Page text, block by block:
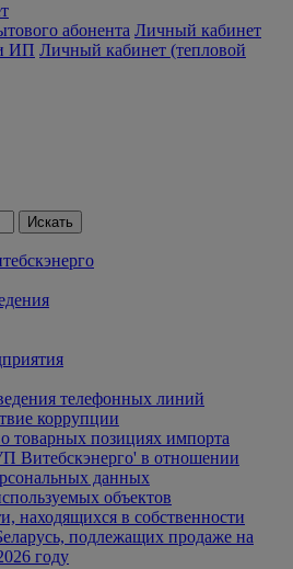
абонента Личный кабинет
ИП Личный кабинет (тепловой
телефонных линий
коррупции
товарных позициях импорта
Витебскэнерго' в отношении
данных
объектов
находящихся в собственности
подлежащих продаже на
году